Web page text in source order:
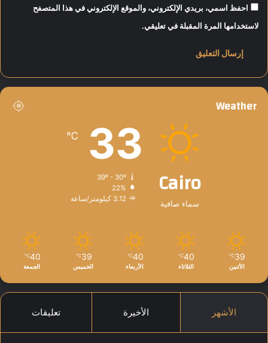
احفظ اسمي، بريدي الإلكتروني، والموقع الإلكتروني في هذا المتصفح
لاستخدامها المرة المقبلة في تعليقي.
Weather
Cairo
سماء صافية
33
℃
39º - 30º
22%
3.12 كيلومتر/ساعة
39
℃
الأثنين
40
℃
الثلاثاء
40
℃
الأربعاء
39
℃
الخميس
40
℃
الجمعة
الأشهر الأخيرة تعليقات